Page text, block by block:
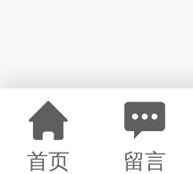
首页 留言